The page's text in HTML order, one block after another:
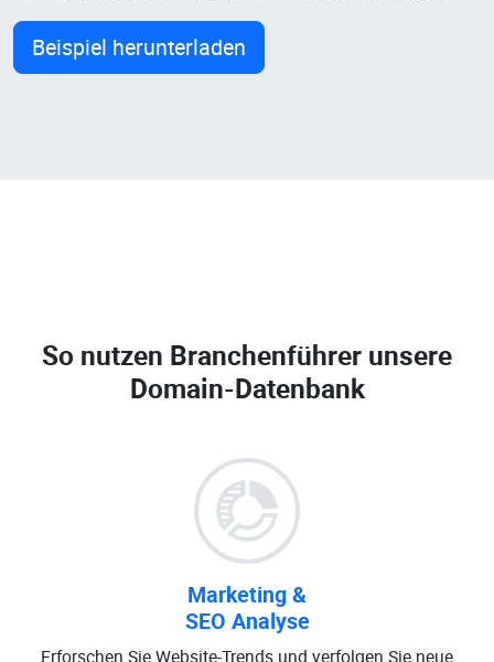
Beispiel herunterladen
So nutzen Branchenführer unsere
Domain-Datenbank
Marketing &
SEO Analyse
Erforschen Sie Website-Trends und verfolgen Sie neue